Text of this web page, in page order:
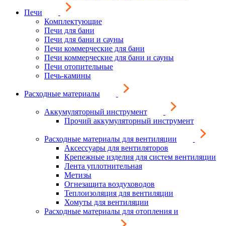
Печи
Комплектующие
Печи для бани
Печи для бани и сауны
Печи коммерческие для бани
Печи коммерческие для бани и сауны
Печи отопительные
Печь-камины
Расходные материалы
Аккумуляторный инструмент
Прочий аккумуляторный инструмент
Расходные материалы для вентиляции
Аксессуары для вентиляторов
Крепежные изделия для систем вентиляции
Лента уплотнительная
Метизы
Огнезащита воздуховодов
Теплоизоляция для вентиляции
Хомуты для вентиляции
Расходные материалы для отопления и